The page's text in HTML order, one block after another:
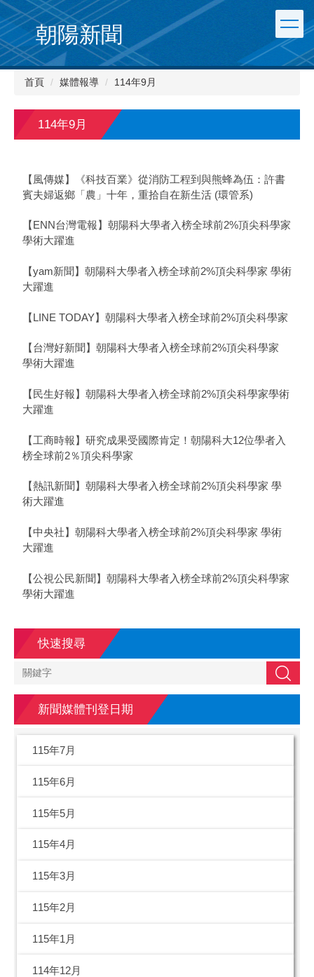
朝陽新聞
首頁 媒體報導 114年9月
114年9月
【風傳媒】《科技百業》從消防工程到與熊蜂為伍：許書
賓夫婦返鄉「農」十年，重拾自在新生活 (環管系)
【ENN台灣電報】朝陽科大學者入榜全球前2%頂尖科學家
學術大躍進
【yam新聞】朝陽科大學者入榜全球前2%頂尖科學家 學術
大躍進
【LINE TODAY】朝陽科大學者入榜全球前2%頂尖科學家
【台灣好新聞】朝陽科大學者入榜全球前2%頂尖科學家
學術大躍進
【民生好報】朝陽科大學者入榜全球前2%頂尖科學家學術
大躍進
【工商時報】研究成果受國際肯定！朝陽科大12位學者入
榜全球前2％頂尖科學家
【熱訊新聞】朝陽科大學者入榜全球前2%頂尖科學家 學
術大躍進
【中央社】朝陽科大學者入榜全球前2%頂尖科學家 學術
大躍進
【公視公民新聞】朝陽科大學者入榜全球前2%頂尖科學家
學術大躍進
快速搜尋
搜尋
新聞媒體刊登日期
115年7月
115年6月
115年5月
115年4月
115年3月
115年2月
115年1月
114年12月